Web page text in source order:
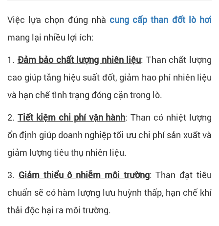
Việc lựa chọn đúng nhà cung cấp than đốt lò hơi
mang lại nhiều lợi ích:
1. Đảm bảo chất lượng nhiên liệu: Than chất lượng
cao giúp tăng hiệu suất đốt, giảm hao phí nhiên liệu
và hạn chế tình trạng đóng cặn trong lò.
2. Tiết kiệm chi phí vận hành:Than có nhiệt lượng
ổn định giúp doanh nghiệp tối ưu chi phí sản xuất và
giảm lượng tiêu thụ nhiên liệu.
3. Giảm thiểu ô nhiễm môi trường:Than đạt tiêu
chuẩn sẽ có hàm lượng lưu huỳnh thấp, hạn chế khí
thải độc hại ra môi trường.